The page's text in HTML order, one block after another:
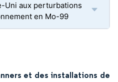
Uni aux perturbations
en Mo-99
et des installations de